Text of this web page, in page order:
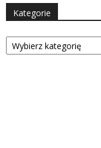
Kategorie
Kategorie